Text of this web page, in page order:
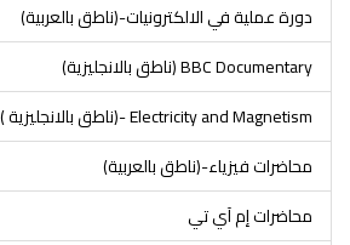
دورة عملية في الالكترونيات-(ناطق بالعربية)
BBC Documentary (ناطق بالانجليزية)
Electricity and Magnetism -(ناطق بالانجليزية )
محاضرات فيزياء-(ناطق بالعربية)
محاضرات إم آي تي